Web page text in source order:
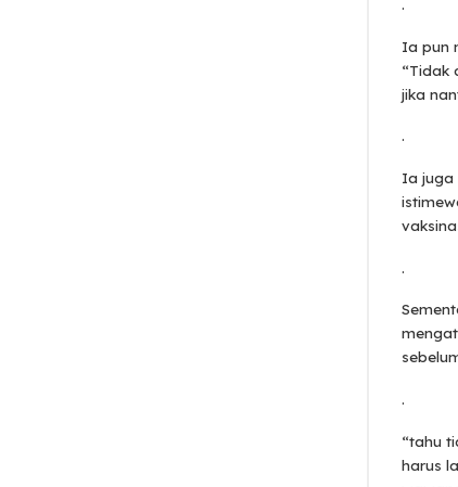
.
Ia pun
“Tidak
jika
.
Ia juga
.
.
“tahu
harus